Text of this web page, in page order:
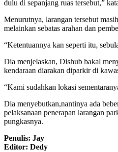
dulu di sepanjang ruas tersebut,”
Menurutnya, larangan tersebut
melainkan sebatas arahan dan
“Ketentuannya kan seperti itu,
Dia menjelaskan, Dishub bakal
kendaraan diarakan diparkir di
“Kami sudahkan lokasi
Dia menyebutkan,nantinya ada
pelaksanaan penerapan larangan
pungkasnya.
Penulis: Jay
Editor: Dedy